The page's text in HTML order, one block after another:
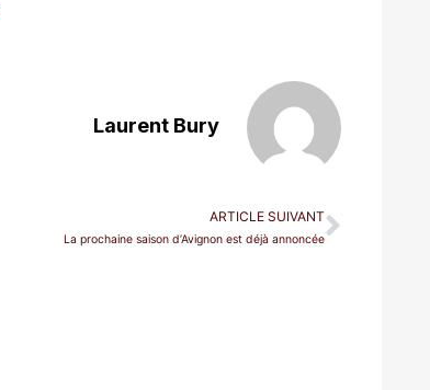
Laurent Bury
ARTICLE SUIVANT
La prochaine saison d’Avignon est déjà annoncée